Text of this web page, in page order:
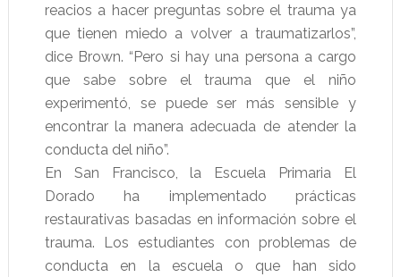
reacios a hacer preguntas sobre el trauma ya
que tienen miedo a volver a traumatizarlos”,
dice Brown. “Pero si hay una persona a cargo
que sabe sobre el trauma que el niño
experimentó, se puede ser más sensible y
encontrar la manera adecuada de atender la
conducta del niño”.
En San Francisco, la Escuela Primaria El
Dorado ha implementado prácticas
restaurativas basadas en información sobre el
trauma. Los estudiantes con problemas de
conducta en la escuela o que han sido